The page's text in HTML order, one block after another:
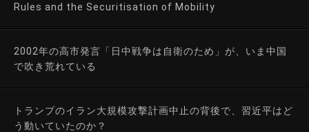
Rules and the Securitisation of Mobility
2002年の高市発言「日中戦争は自衛のため」が、いま中国
で吹き荒れている
トランプのイラン大規模攻撃計画中止の背後で、習近平はど
う動いていたのか？